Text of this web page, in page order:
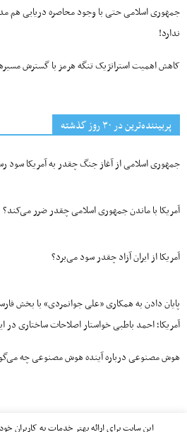
جمهوری اسلامی حتی با وجود محاصره دریایی هم
ندارد!
کاهش اهمیت استراتژیک تنگه‌ هرمز با گسترش
پربیننده‌ترین‌ در ۳۰ روز گذشته
جمهوری اسلامی از آغاز جنگ چقدر به آمریکا سود
آمریکا با ماندن جمهوری اسلامی چقدر ضرر می‌کند؟
آمریکا از ایران آزاد چقدر سود می‌برد؟
پایان دادن به همکاری «علی جوانمردی» با بخش
آمریکا؛ احمد باطبی خواستار اصلاحات ساختاری در
هوش مصنوعی درباره آینده هوش مصنوعی چه
این سایت برای ارائه بهتر خدمات به کاربران